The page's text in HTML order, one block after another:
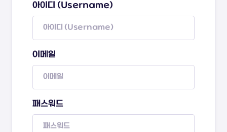
아이디 (Username)
이메일
패스워드